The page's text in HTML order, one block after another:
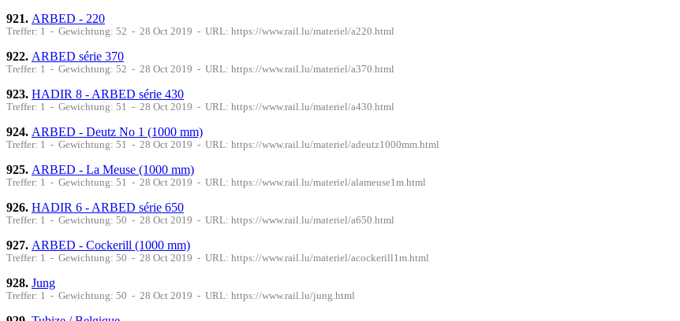
921. ARBED - 220
Treffer: 1 - Gewichtung: 52 - 28 Oct 2019 - URL: https://www.rail.lu/materiel/a220.html
922. ARBED série 370
Treffer: 1 - Gewichtung: 52 - 28 Oct 2019 - URL: https://www.rail.lu/materiel/a370.html
923. HADIR 8 - ARBED série 430
Treffer: 1 - Gewichtung: 51 - 28 Oct 2019 - URL: https://www.rail.lu/materiel/a430.html
924. ARBED - Deutz No 1 (1000 mm)
Treffer: 1 - Gewichtung: 51 - 28 Oct 2019 - URL: https://www.rail.lu/materiel/adeutz1000mm.html
925. ARBED - La Meuse (1000 mm)
Treffer: 1 - Gewichtung: 51 - 28 Oct 2019 - URL: https://www.rail.lu/materiel/alameuse1m.html
926. HADIR 6 - ARBED série 650
Treffer: 1 - Gewichtung: 50 - 28 Oct 2019 - URL: https://www.rail.lu/materiel/a650.html
927. ARBED - Cockerill (1000 mm)
Treffer: 1 - Gewichtung: 50 - 28 Oct 2019 - URL: https://www.rail.lu/materiel/acockerill1m.html
928. Jung
Treffer: 1 - Gewichtung: 50 - 28 Oct 2019 - URL: https://www.rail.lu/jung.html